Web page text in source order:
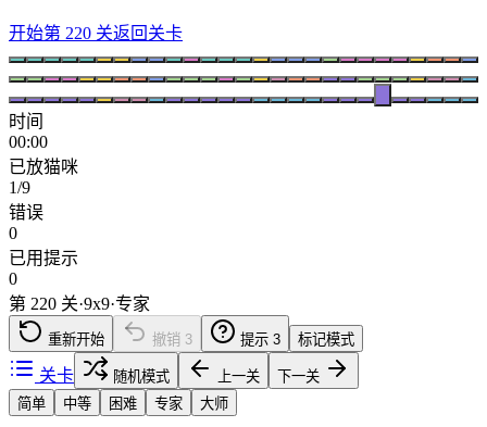
开始第 220 关返回关卡
时间
00:00
已放猫咪
1/9
错误
0
已用提示
0
第 220 关·9x9·专家
重新开始 撤销 3 提示 3 标记模式
关卡 随机模式 上一关
下一关
简单
中等 困难 专家 大师